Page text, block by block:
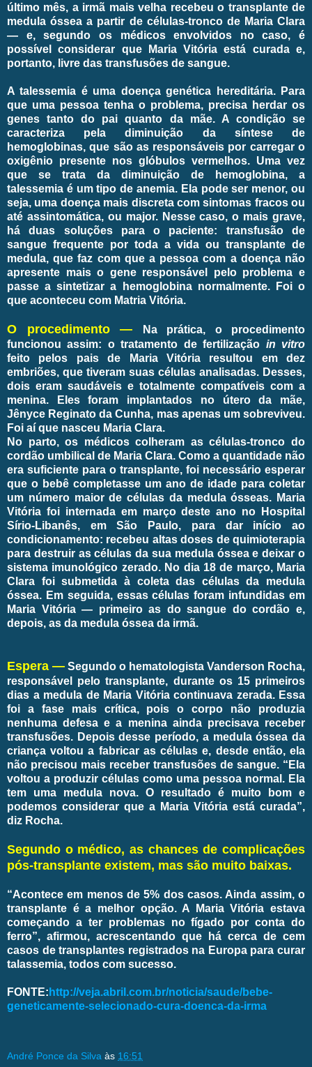
último mês, a irmã mais velha recebeu o transplante de
medula óssea a partir de células-tronco de Maria Clara
— e, segundo os médicos envolvidos no caso, é
possível considerar que Maria Vitória está curada e,
portanto, livre das transfusões de sangue.
A talessemia é uma doença genética hereditária. Para
que uma pessoa tenha o problema, precisa herdar os
genes tanto do pai quanto da mãe. A condição se
caracteriza pela diminuição da síntese de
hemoglobinas, que são as responsáveis por carregar o
oxigênio presente nos glóbulos vermelhos. Uma vez
que se trata da diminuição de hemoglobina, a
talessemia é um tipo de anemia. Ela pode ser menor, ou
seja, uma doença mais discreta com sintomas fracos ou
até assintomática, ou major. Nesse caso, o mais grave,
há duas soluções para o paciente: transfusão de
sangue frequente por toda a vida ou transplante de
medula, que faz com que a pessoa com a doença não
apresente mais o gene responsável pelo problema e
passe a sintetizar a hemoglobina normalmente. Foi o
que aconteceu com Matria Vitória.
O procedimento —
Na prática, o procedimento
funcionou assim: o tratamento de fertilização in vitro
feito pelos pais de Maria Vitória resultou em dez
embriões, que tiveram suas células analisadas. Desses,
dois eram saudáveis e totalmente compatíveis com a
menina. Eles foram implantados no útero da mãe,
Jênyce Reginato da Cunha, mas apenas um sobreviveu.
Foi aí que nasceu Maria Clara.
No parto, os médicos colheram as células-tronco do
cordão umbilical de Maria Clara. Como a quantidade não
era suficiente para o transplante, foi necessário esperar
que o bebê completasse um ano de idade para coletar
um número maior de células da medula ósseas. Maria
Vitória foi internada em março deste ano no Hospital
Sírio-Libanês, em São Paulo, para dar início ao
condicionamento: recebeu altas doses de quimioterapia
para destruir as células da sua medula óssea e deixar o
sistema imunológico zerado. No dia 18 de março, Maria
Clara foi submetida à coleta das células da medula
óssea. Em seguida, essas células foram infundidas em
Maria Vitória — primeiro as do sangue do cordão e,
depois, as da medula óssea da irmã.
Espera — Segundo o hematologista Vanderson Rocha,
responsável pelo transplante, durante os 15 primeiros
dias a medula de Maria Vitória continuava zerada. Essa
foi a fase mais crítica, pois o corpo não produzia
nenhuma defesa e a menina ainda precisava receber
transfusões. Depois desse período, a medula óssea da
criança voltou a fabricar as células e, desde então, ela
não precisou mais receber transfusões de sangue. “Ela
voltou a produzir células como uma pessoa normal. Ela
tem uma medula nova. O resultado é muito bom e
podemos considerar que a Maria Vitória está curada”,
diz Rocha.
Segundo o médico, as chances de complicações
pós-transplante existem, mas são muito baixas.
“Acontece em menos de 5% dos casos. Ainda assim, o
transplante é a melhor opção. A Maria Vitória estava
começando a ter problemas no fígado por conta do
ferro”, afirmou, acrescentando que há cerca de cem
casos de transplantes registrados na Europa para curar
talassemia, todos com sucesso.
FONTE: http://veja.abril.com.br/noticia/saude/bebe-
geneticamente-selecionado-cura-doenca-da-irma
André Ponce da Silva às 16:51